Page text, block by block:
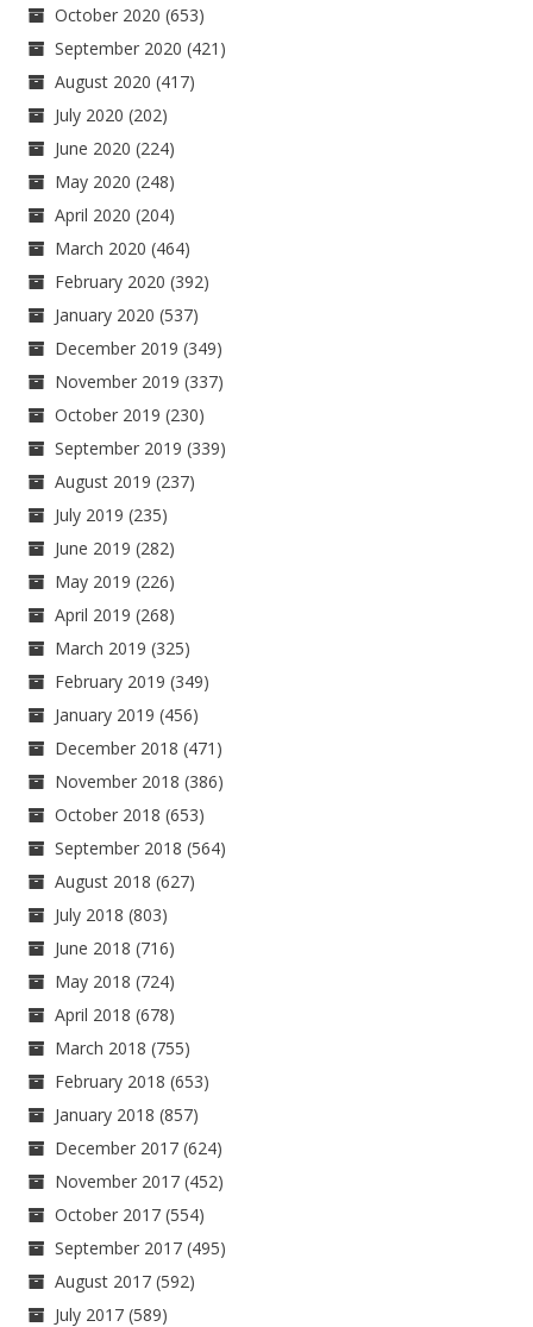
October 2020 (653)
September 2020 (421)
August 2020 (417)
July 2020 (202)
June 2020 (224)
May 2020 (248)
April 2020 (204)
March 2020 (464)
February 2020 (392)
January 2020 (537)
December 2019 (349)
November 2019 (337)
October 2019 (230)
September 2019 (339)
August 2019 (237)
July 2019 (235)
June 2019 (282)
May 2019 (226)
April 2019 (268)
March 2019 (325)
February 2019 (349)
January 2019 (456)
December 2018 (471)
November 2018 (386)
October 2018 (653)
September 2018 (564)
August 2018 (627)
July 2018 (803)
June 2018 (716)
May 2018 (724)
April 2018 (678)
March 2018 (755)
February 2018 (653)
January 2018 (857)
December 2017 (624)
November 2017 (452)
October 2017 (554)
September 2017 (495)
August 2017 (592)
July 2017 (589)